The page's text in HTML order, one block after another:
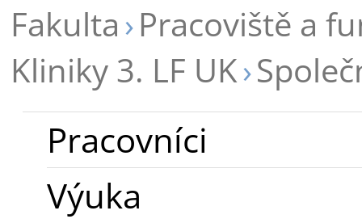
Fakulta Pracoviště a
Kliniky 3. LF UK
Pracovníci
Výuka